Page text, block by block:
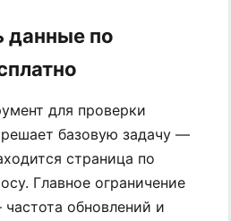
данные по
для проверки
базовую задачу —
страница по
Главное ограничение
обновлений и